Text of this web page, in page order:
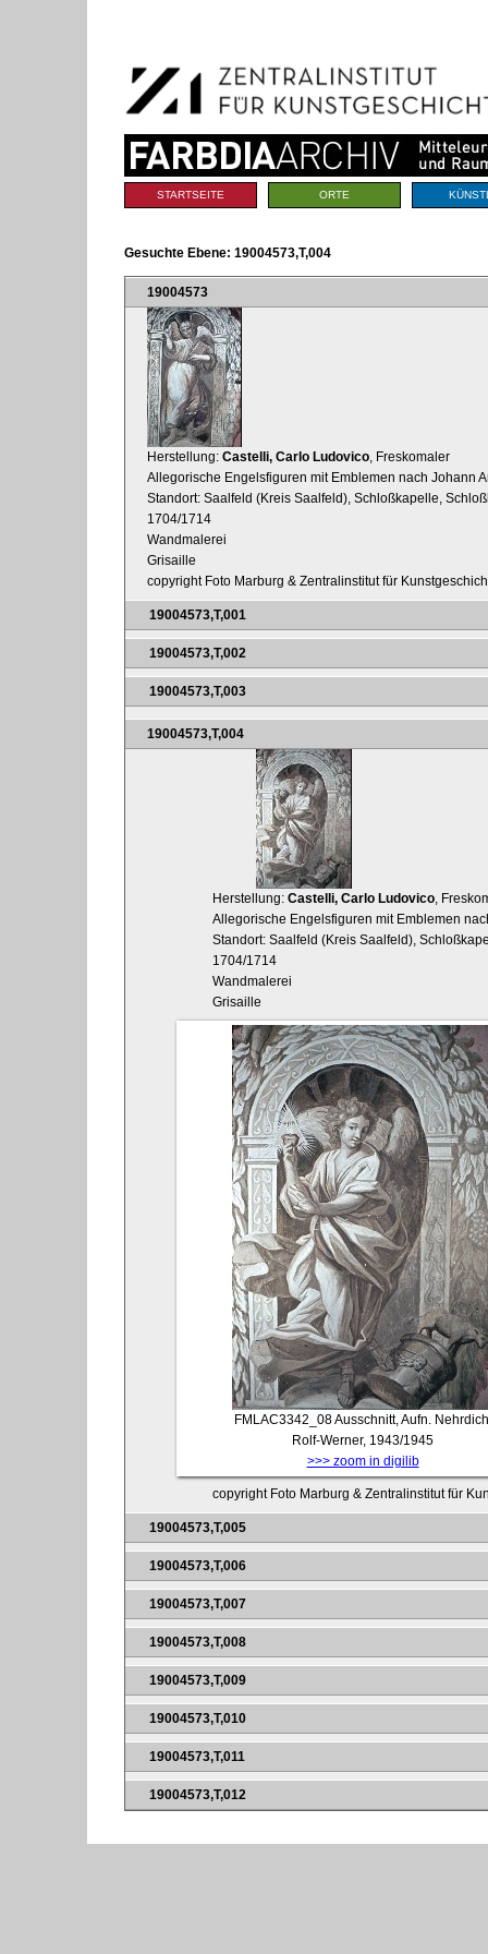
Navigation
Sektionen
STARTSEITE ORTE
Gesuchte Ebene: 19004573,T,004
19004573
Herstellung: Castelli, Carlo Ludovico , Freskomaler
Allegorische Engelsfiguren mit Emblemen nach Johann
Standort: Saalfeld (Kreis Saalfeld), Schloßkapelle,
1704/1714
Wandmalerei
Grisaille
copyright Foto Marburg & Zentralinstitut für
19004573,T,001
19004573,T,002
19004573,T,003
19004573,T,004
Herstellung: Castelli, Carlo Ludovico,
Allegorische Engelsfiguren mit Emblemen
Standort: Saalfeld (Kreis Saalfeld),
1704/1714
Wandmalerei
Grisaille
FMLAC3342_08Ausschnitt, Aufn.
Rolf-Werner, 1943/1945
>>> zoom in digilib
copyright Foto Marburg & Zentralinstitut für
19004573,T,005
19004573,T,006
19004573,T,007
19004573,T,008
19004573,T,009
19004573,T,010
19004573,T,011
19004573,T,012